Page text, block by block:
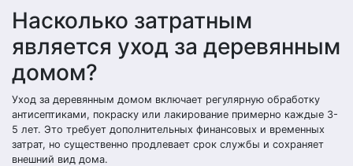
Насколько затратным
является уход за деревянным
домом?
Уход за деревянным домом включает регулярную обработку
антисептиками, покраску или лакирование примерно каждые 3-
5 лет. Это требует дополнительных финансовых и временных
затрат, но существенно продлевает срок службы и сохраняет
внешний вид дома.